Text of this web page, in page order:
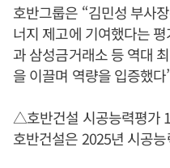
호반그룹은 “김민성 부사
너지 제고에 기여했다는
과 삼성금거래소 등 역대
을 이끌며 역량을 입증했
△호반건설 시공능력평가
호반건설은 2025년 시공